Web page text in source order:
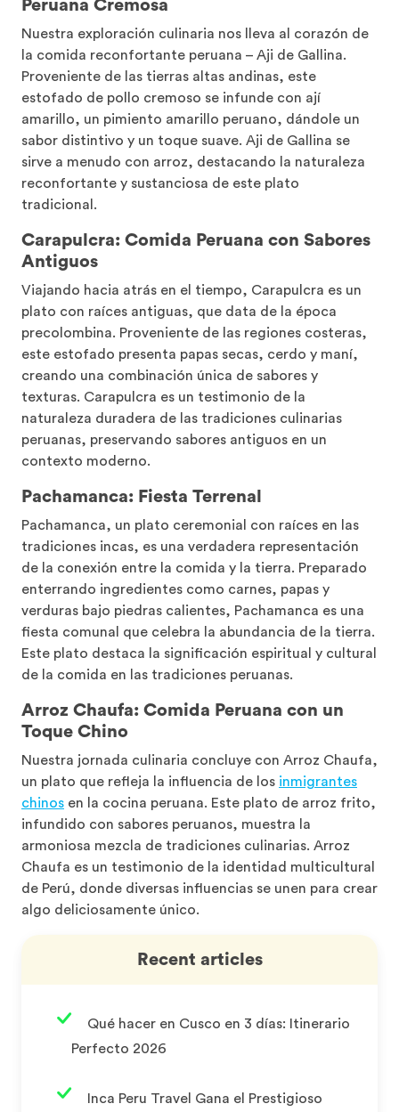
Peruana Cremosa
Nuestra exploración culinaria nos lleva al corazón de
la comida reconfortante peruana – Aji de Gallina.
Proveniente de las tierras altas andinas, este
estofado de pollo cremoso se infunde con ají
amarillo, un pimiento amarillo peruano, dándole un
sabor distintivo y un toque suave. Aji de Gallina se
sirve a menudo con arroz, destacando la naturaleza
reconfortante y sustanciosa de este plato
tradicional.
Carapulcra: Comida Peruana con Sabores
Antiguos
Viajando hacia atrás en el tiempo, Carapulcra es un
plato con raíces antiguas, que data de la época
precolombina. Proveniente de las regiones costeras,
este estofado presenta papas secas, cerdo y maní,
creando una combinación única de sabores y
texturas. Carapulcra es un testimonio de la
naturaleza duradera de las tradiciones culinarias
peruanas, preservando sabores antiguos en un
contexto moderno.
Pachamanca: Fiesta Terrenal
Pachamanca, un plato ceremonial con raíces en las
tradiciones incas, es una verdadera representación
de la conexión entre la comida y la tierra. Preparado
enterrando ingredientes como carnes, papas y
verduras bajo piedras calientes, Pachamanca es una
fiesta comunal que celebra la abundancia de la tierra.
Este plato destaca la significación espiritual y cultural
de la comida en las tradiciones peruanas.
Arroz Chaufa: Comida Peruana con un
Toque Chino
Nuestra jornada culinaria concluye con Arroz Chaufa,
un plato que refleja la influencia de los inmigrantes
chinos en la cocina peruana. Este plato de arroz frito,
infundido con sabores peruanos, muestra la
armoniosa mezcla de tradiciones culinarias. Arroz
Chaufa es un testimonio de la identidad multicultural
de Perú, donde diversas influencias se unen para crear
algo deliciosamente único.
Recent articles
Qué hacer en Cusco en 3 días: Itinerario
Perfecto 2026
Inca Peru Travel Gana el Prestigioso